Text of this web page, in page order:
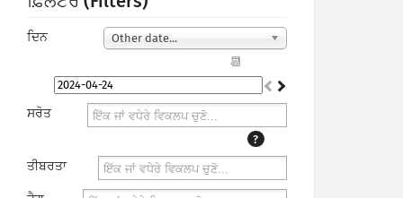
ਦਿਨ Other date...
📆
ਸਰੋਤ
?
ਤੀਬਰਤਾ